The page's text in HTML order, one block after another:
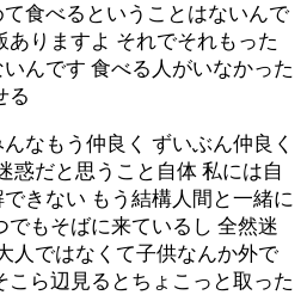
食べるということはないんで
りますよ それでそれもった
んです 食べる人がいなかった
る
なもう仲良く ずいぶん仲良く
惑だと思うこと自体 私には自
きない もう結構人間と一緒に
でもそばに来ているし 全然迷
人ではなくて子供なんか外で
こら辺見るとちょこっと取った